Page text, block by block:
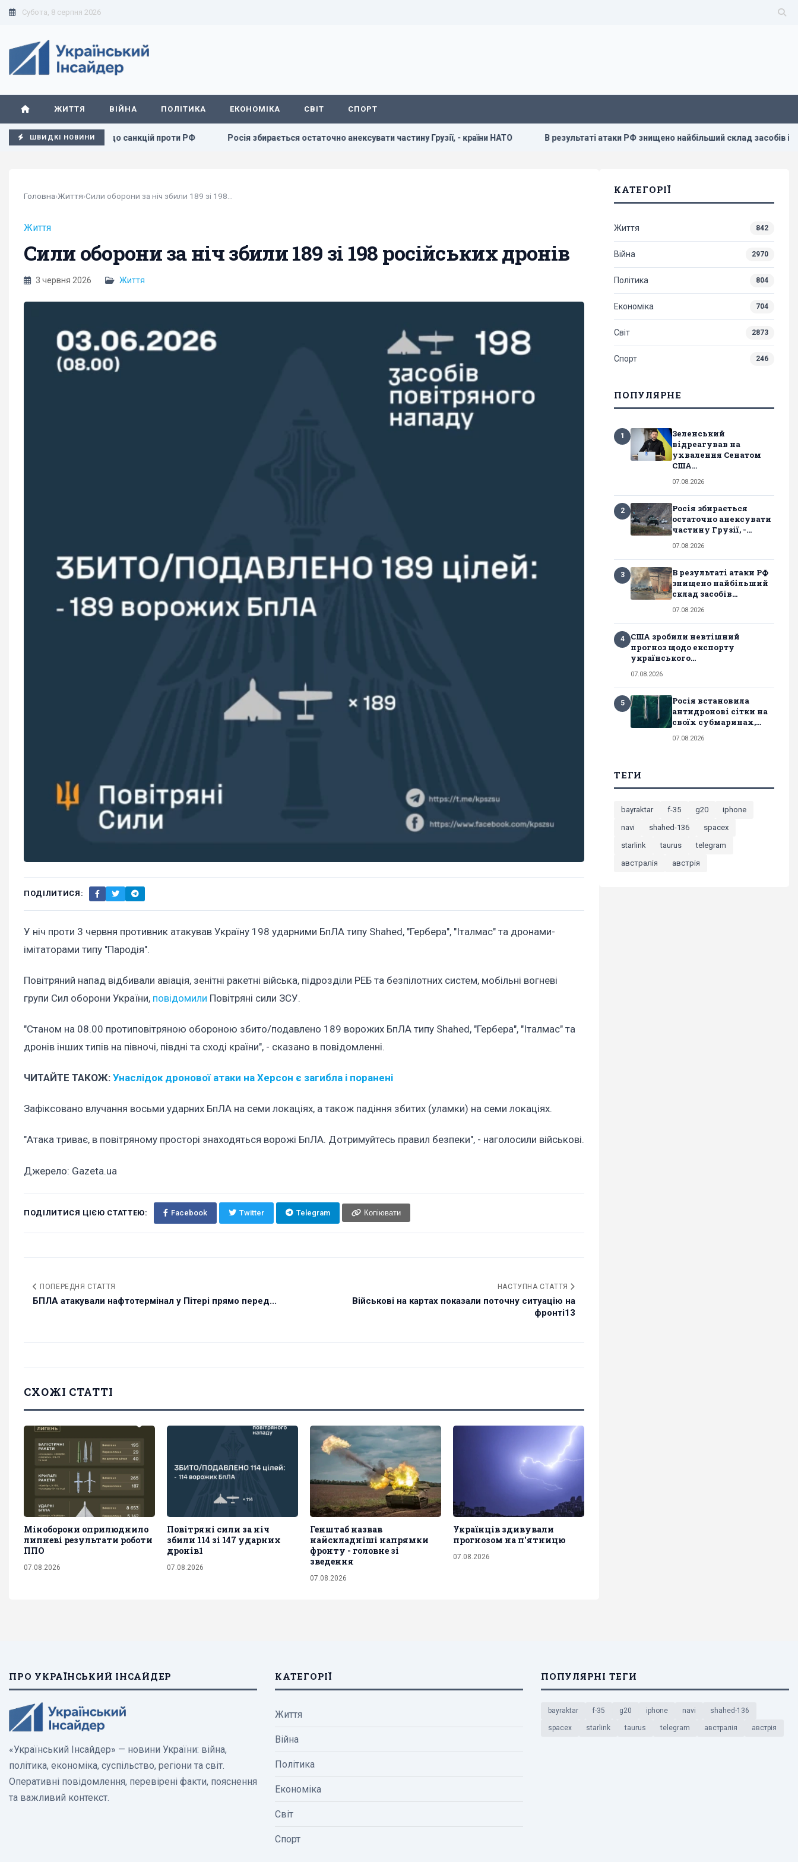
Субота, 8 серпня 2026
ЖИТТЯ ВІЙНА ПОЛІТИКА ЕКОНОМІКА СВІТ СПОРТ
ШВИДКІ НОВИНИ
щодо санкцій проти РФ Росія збирається остаточно анексувати частину Грузії, - країни НАТО В результаті атаки РФ знищено найбільший склад засобів
Головна›Життя›
Життя
Сили оборони за ніч збили 189 зі 198 російських дронів
3 червня 2026 Життя
ПОДІЛИТИСЯ:
У ніч проти 3 червня противник атакував Україну 198 ударними БпЛА типу Shahed, "Гербера", "Італмас" та дронами-
імітаторами типу "Пародія".
Повітряний напад відбивали авіація, зенітні ракетні війська, підрозділи РЕБ та безпілотних систем, мобільні вогневі
групи Сил оборони України, повідомили Повітряні сили ЗСУ.
"Станом на 08.00 протиповітряною обороною збито/подавлено 189 ворожих БпЛА типу Shahed, "Гербера", "Італмас" та
дронів інших типів на півночі, півдні та сході країни", - сказано в повідомленні.
ЧИТАЙТЕ ТАКОЖ: Унаслідок дронової атаки на Херсон є загибла і поранені
Зафіксовано влучання восьми ударних БпЛА на семи локаціях, а також падіння збитих (уламки) на семи локаціях.
"Атака триває, в повітряному просторі знаходяться ворожі БпЛА. Дотримуйтесь правил безпеки", - наголосили військові.
Джерело: Gazeta.ua
ПОДІЛИТИСЯ ЦІЄЮ СТАТТЕЮ: Facebook Twitter Telegram Копіювати
ПОПЕРЕДНЯ СТАТТЯ
БПЛА атакували нафтотермінал у Пітері прямо перед...
НАСТУПНА СТАТТЯ
Військові на картах показали поточну ситуацію на
фронті13
СХОЖІ СТАТТІ
Міноборони оприлюднило
липневі результати роботи
ППО
07.08.2026
Повітряні сили за ніч
збили 114 зі 147 ударних
дронів1
07.08.2026
Генштаб назвав
найскладніші напрямки
фронту - головне зі
зведення
07.08.2026
Українців здивували
прогнозом на п'ятницю
07.08.2026
КАТЕГОРІЇ
Життя 842
Війна 2970
Політика 804
Економіка 704
Світ 2873
Спорт 246
ПОПУЛЯРНЕ
1
Зеленський
відреагував на
ухвалення Сенатом
США...
07.08.2026
2
Росія збирається
остаточно анексувати
частину Грузії, -...
07.08.2026
3
В результаті атаки РФ
знищено найбільший
склад засобів...
07.08.2026
4
США зробили невтішний
прогноз щодо експорту
українського...
07.08.2026
5
Росія встановила
антидронові сітки на
своїх субмаринах,...
07.08.2026
ТЕГИ
bayraktar f-35 g20
iphone
navi
shahed-136
spacex
starlink
taurus
telegram
австралія
австрія
ПРО УКРАЇНСЬКИЙ ІНСАЙДЕР
«Український Інсайдер» — новини України: війна,
політика, економіка, суспільство, регіони та світ.
Оперативні повідомлення, перевірені факти, пояснення
та важливий контекст.
КАТЕГОРІЇ
Життя
Війна
Політика
Економіка
Світ
Спорт
ПОПУЛЯРНІ ТЕГИ
bayraktar f-35 g20 iphone navi shahed-136
spacex starlink taurus telegram австралія австрія